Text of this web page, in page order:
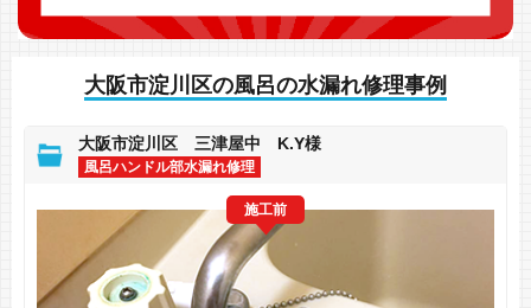
大阪市淀川区の風呂の水漏れ修理事例
大阪市淀川区 三津屋中 K.Y様
風呂ハンドル部水漏れ修理
施工前